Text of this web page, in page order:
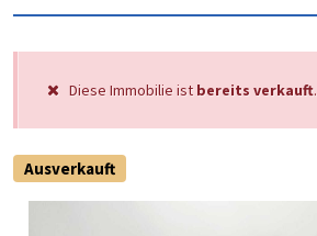
Diese Immobilie ist bereits verkauft.
Ausverkauft